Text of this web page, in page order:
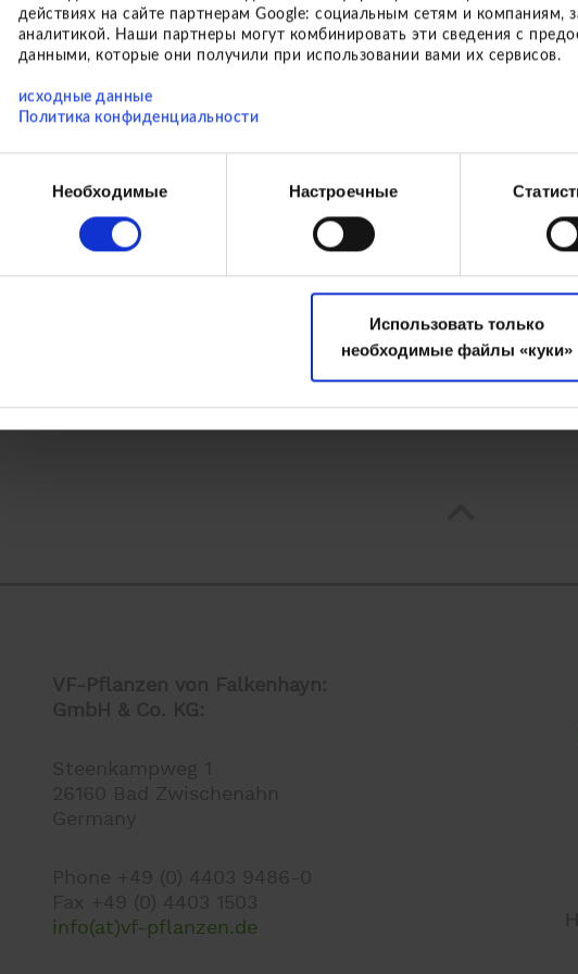
действиях на сайте партнерам Google: социальным сетям и
аналитикой. Наши партнеры могут комбинировать эти сведения с
данными, которые они получили при использовании вами их сервисов.
исходные данные
Политика конфиденциальности
согласияНеобходимые Настроечные
Использовать только
необходимые файлы «куки»
info(at)vf-pflanzen.de